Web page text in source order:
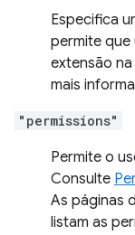
Especifica
permite que
extensão
mais
"permissions"
Permite o
Consulte
As páginas
listam as